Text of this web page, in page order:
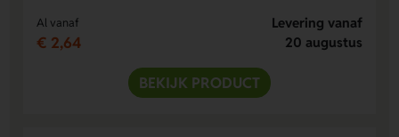
Al vanaf
€ 2,64
Levering vanaf
20 augustus
BEKIJK PRODUCT